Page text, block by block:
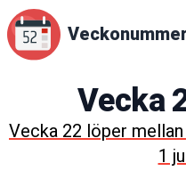
Vecka
Vecka22löper mellan
1